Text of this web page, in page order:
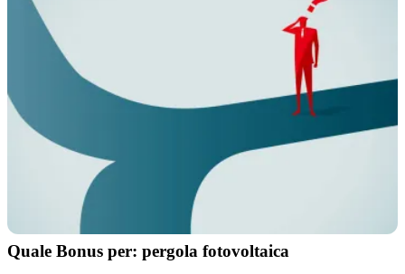
Quale Bonus per: pergola fotovoltaica